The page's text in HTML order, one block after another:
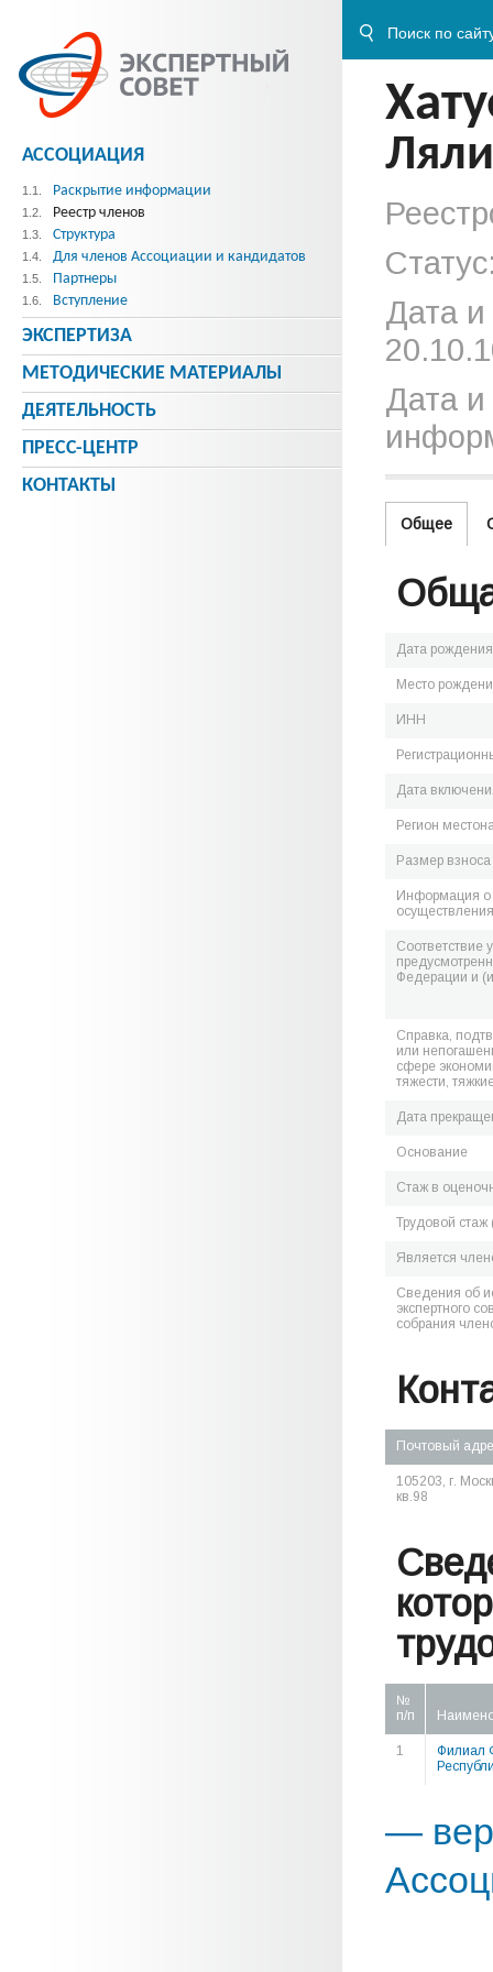
Дата
Дата и
Общее
Дата рождения
Место
ИНН
Дата
Регион
Размер
Информация о
Соответствие
Федерации и
Справка,
или
сфере
тяжести,
Дата
Основание
Стаж в
Трудовой стаж
Является
Сведения об
экспертного
собрания
Почтовый
105203, г.
кв.98
№
п/п
1
Филиал
—
АССОЦИАЦИЯ
1.1. Раскрытие информации
1.2. Реестр членов
1.3. Структура
1.4. Для членов Ассоциации и кандидатов
1.5. Партнеры
1.6. Вступление
ЭКСПЕРТИЗА
МЕТОДИЧЕСКИE МАТЕРИАЛЫ
ДЕЯТЕЛЬНОСТЬ
ПРЕСС-ЦЕНТР
КОНТАКТЫ